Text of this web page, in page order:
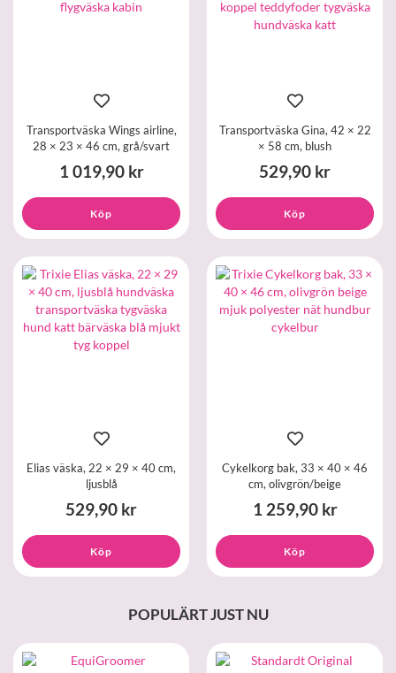
Transportväska Wings airline,
28 × 23 × 46 cm, grå/svart
1 019,90 kr
Köp
Transportväska Gina, 42 × 22
× 58 cm, blush
529,90 kr
Köp
Elias väska, 22 × 29 × 40 cm,
ljusblå
529,90 kr
Köp
Cykelkorg bak, 33 × 40 × 46
cm, olivgrön/beige
1 259,90 kr
Köp
POPULÄRT JUST NU